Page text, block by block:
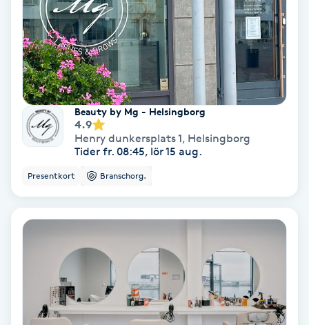
Idrottsmassage
IPL
IPL hårborttagning
IR-massage
Japansk massage
Katun fransar
Kemisk peeling
Beauty by Mg - Helsingborg
4.9
Henry dunkersplats 1, Helsingborg
Tider fr. 08:45, lör 15 aug.
Presentkort Branschorg.